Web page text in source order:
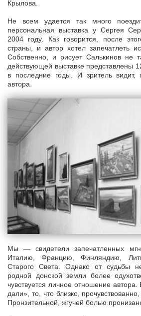
Крылова.
Не всем удается так много
персональная выставка у Сергея
2004 году. Как говорится, после
страны, и автор хотел запечатлеть
Собственно, и рисует Салькинов не
действующей выставке представлены
в последние годы. И зритель видит,
автора.
Мы — свидетели запечатленных
Италию, Францию, Финляндию,
Старого Света. Однако от судьбы
родной донской земли более
чувствуется личное отношение
дали», то, что близко,
Пронзительной, жгучей болью